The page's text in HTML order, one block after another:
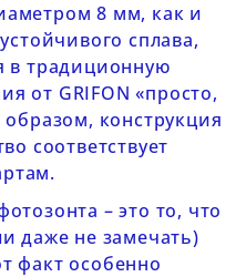
8 мм, как и
сплава,
в традиционную
от GRIFON «просто,
конструкция
соответствует
– это то, что
даже не замечать)
факт особенно